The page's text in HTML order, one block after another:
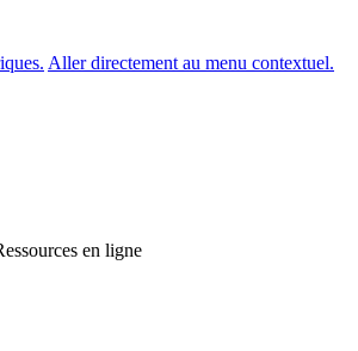
Aller directement au menu contextuel.
en ligne